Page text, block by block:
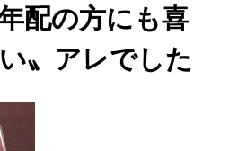
配の方にも喜
〟アレでした